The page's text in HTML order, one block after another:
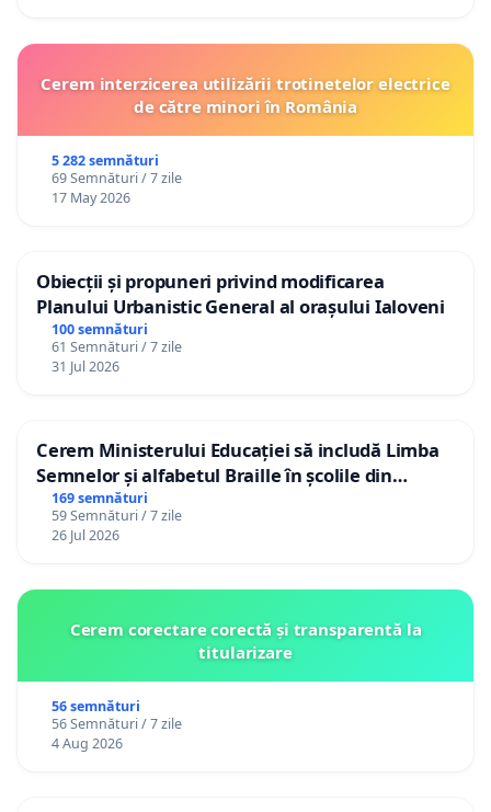
Cerem interzicerea utilizării trotinetelor electrice
de către minori în România
5 282 semnături
69 Semnături / 7 zile
17 May 2026
Obiecții și propuneri privind modificarea
Planului Urbanistic General al orașului Ialoveni
100 semnături
61 Semnături / 7 zile
31 Jul 2026
Cerem Ministerului Educației să includă Limba
Semnelor și alfabetul Braille în școlile din
Republica Moldova!
169 semnături
59 Semnături / 7 zile
26 Jul 2026
Cerem corectare corectă și transparentă la
titularizare
56 semnături
56 Semnături / 7 zile
4 Aug 2026